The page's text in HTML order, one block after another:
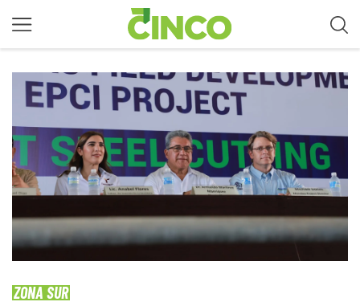
ZONA SUR